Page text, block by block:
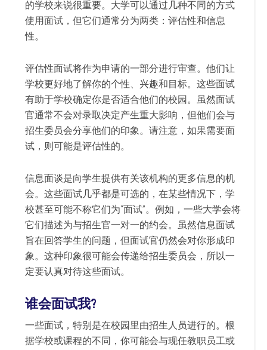
的学校来说很重要。大学可以通过几种不同的方式
使用面试，但它们通常分为两类：评估性和信息
性。
评估性面试将作为申请的一部分进行审查。他们让
学校更好地了解你的个性、兴趣和目标。这些面试
有助于学校确定你是否适合他们的校园。虽然面试
官通常不会对录取决定产生重大影响，但他们会与
招生委员会分享他们的印象。请注意，如果需要面
试，则可能是评估性的。
信息面谈是向学生提供有关该机构的更多信息的机
会。这些面试几乎都是可选的，在某些情况下，学
校甚至可能不称它们为“面试”。例如，一些大学会将
它们描述为与招生官一对一的约会。虽然信息面试
旨在回答学生的问题，但面试官仍然会对你形成印
象。这种印象很可能会传递给招生委员会，所以一
定要认真对待这些面试。
谁会面试我?
一些面试，特别是在校园里由招生人员进行的。根
据学校或课程的不同，你可能会与现任教职员工或